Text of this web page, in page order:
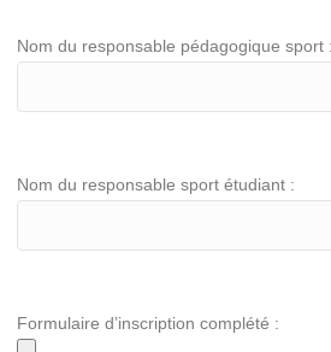
Nom du responsable pédagogique sport :
Nom du responsable sport étudiant :
Formulaire d’inscription complété :